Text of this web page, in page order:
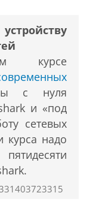
курсе
с нуля
и «под
сетевых
курса надо